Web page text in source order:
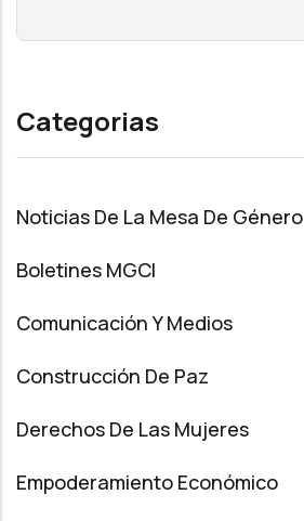
Categorias
Noticias De La Mesa De Género
Boletines MGCI
Comunicación Y Medios
Construcción De Paz
Derechos De Las Mujeres
Empoderamiento Económico